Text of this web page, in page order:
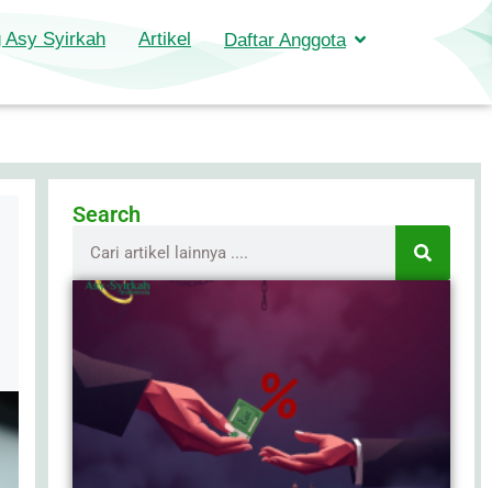
Asy Syirkah Artikel Daftar Anggota
Search